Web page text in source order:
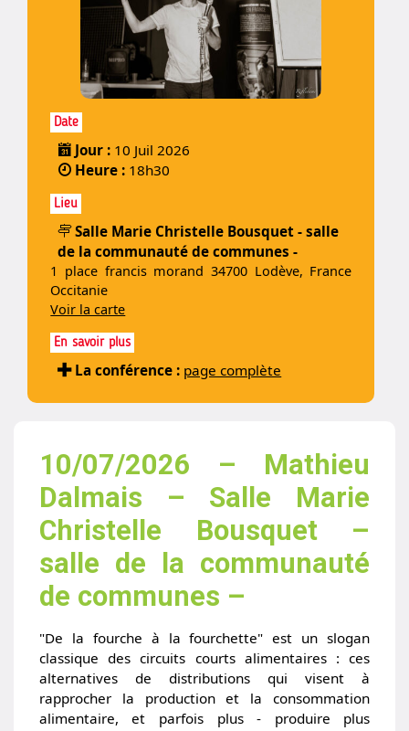
Date
Jour : 10 Juil 2026
Heure : 18h30
Lieu
Salle Marie Christelle Bousquet - salle
de la communauté de communes -
1 place francis morand 34700 Lodève, France
Occitanie
Voir la carte
En savoir plus
La conférence : page complète
10/07/2026 – Mathieu
Dalmais – Salle Marie
Christelle Bousquet –
salle de la communauté
de communes –
"De la fourche à la fourchette" est un slogan
classique des circuits courts alimentaires : ces
alternatives de distributions qui visent à
rapprocher la production et la consommation
alimentaire, et parfois plus - produire plus